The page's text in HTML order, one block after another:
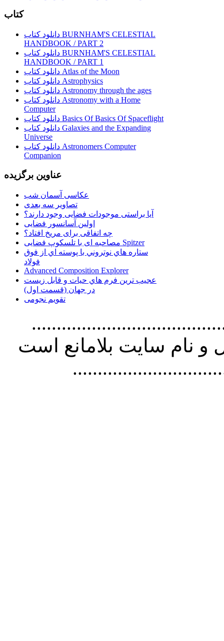
کتاب
دانلود کتاب BURNHAM'S CELESTIAL
HANDBOOK / PART 2
دانلود کتاب BURNHAM'S CELESTIAL
HANDBOOK / PART 1
دانلود کتاب Atlas of the Moon
دانلود کتاب Astrophysics
دانلود کتاب Astronomy through the ages
دانلود کتاب Astronomy with a Home
Computer
دانلود کتاب Basics Of Basics Of Spaceflight
دانلود کتاب Galaxies and the Expanding
Universe
دانلود کتاب Astronomers Computer
Companion
عناوین برگزیده
عکاسی آسمان شب
تصاویر سه بعدی
آیا براستی موجودات فضایی وجود دارند؟
اولین آسانسور فضایی
چه اتفاقی برای مریخ افتاد؟
مصاحبه ای با تلسکوپ فضایی Spitzer
ستاره هاي نوتروني با پوسته اي از فوق
فولاد
Advanced Composition Explorer
عجیب ترین فرم هاي حيات و قابل زيست
در جهان (قسمت اول)
تقویم نجومی
استفاده از
نام سايت بلامانع است